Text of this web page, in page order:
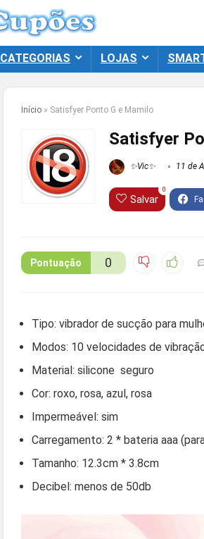
CATEGORIAS LOJAS
Início » Satisfyer Ponto G e Mamilo
Satisfyer
✨Vic✨ 11 de
Salvar
0
Pontuação 0
Tipo: vibrador de sucção para
Modos: 10 velocidades de
Material: silicone seguro
Cor: roxo, rosa, azul, rosa
Impermeável: sim
Carregamento: 2 * bateria aaa
Tamanho: 12.3cm * 3.8cm
Decibel: menos de 50db